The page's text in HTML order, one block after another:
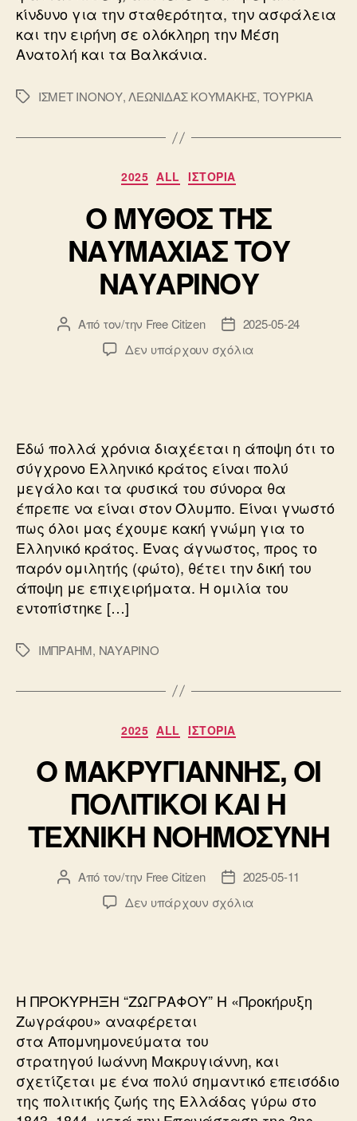
κίνδυνο για την σταθερότητα, την ασφάλεια
και την ειρήνη σε ολόκληρη την Μέση
Ανατολή και τα Βαλκάνια.
ΕτικέτεςΙΣΜΕΤ ΙΝΟΝΟΥ,ΛΕΩΝΙΔΑΣ ΚΟΥΜΑΚΗΣ, ΤΟΥΡΚΙΑ
Κατηγορίες
2025 ALL ΙΣΤΟΡΙΑ
Ο ΜΥΘΟΣ ΤΗΣ
ΝΑΥΜΑΧΙΑΣ ΤΟΥ
ΝΑΥΑΡΙΝΟΥ
Συντάκτης
άρθρου
Από τον/την Free Citizen
Ημ.
δημοσίευσης
2025-05-24
Δεν υπάρχουν σχόλια
ΝΑΥΑΡΙΝΟΥ
Εδώ πολλά χρόνια διαχέεται η άποψη ότι το
σύγχρονο Ελληνικό κράτος είναι πολύ
μεγάλο και τα φυσικά του σύνορα θα
έπρεπε να είναι στον Όλυμπο. Είναι γνωστό
πως όλοι μας έχουμε κακή γνώμη για το
Ελληνικό κράτος. Ένας άγνωστος, προς το
παρόν ομιλητής (φώτο), θέτει την δική του
άποψη με επιχειρήματα. Η ομιλία του
εντοπίστηκε […]
ΕτικέτεςΙΜΠΡΑΗΜ, ΝΑΥΑΡΙΝΟ
Κατηγορίες
2025 ALL ΙΣΤΟΡΙΑ
Ο ΜΑΚΡΥΓΙΑΝΝΗΣ, ΟΙ
ΠΟΛΙΤΙΚΟΙ ΚΑΙ Η
ΤΕΧΝΙΚΗ ΝΟΗΜΟΣΥΝΗ
Συντάκτης
άρθρου
Από τον/την Free Citizen
Ημ.
δημοσίευσης
2025-05-11
Δεν υπάρχουν σχόλια
Η
Η ΠΡΟΚΥΡΗΞΗ “ΖΩΓΡΑΦΟΥ” Η «Προκήρυξη
Ζωγράφου» αναφέρεται
στα Απομνημονεύματα του
στρατηγού Ιωάννη Μακρυγιάννη, και
σχετίζεται με ένα πολύ σημαντικό επεισόδιο
της πολιτικής ζωής της Ελλάδας γύρω στο